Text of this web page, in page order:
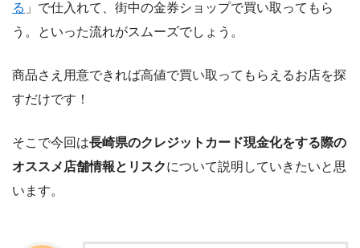
る 」で仕入れて、街中の金券ショップで買い取ってもら
う。といった流れがスムーズでしょう。
商品さえ用意できれば高値で買い取ってもらえるお店を探
すだけです！
そこで今回は長崎県のクレジットカード現金化をする際の
オススメ店舗情報とリスクについて説明していきたいと思
います。